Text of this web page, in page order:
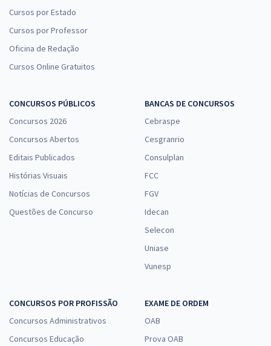
Cursos por Estado
Cursos por Professor
Oficina de Redação
Cursos Online Gratuitos
CONCURSOS PÚBLICOS
Concursos 2026
Concursos Abertos
Editais Publicados
Histórias Visuais
Notícias de Concursos
Questões de Concurso
BANCAS DE CONCURSOS
Cebraspe
Cesgranrio
Consulplan
FCC
FGV
Idecan
Selecon
Uniase
Vunesp
CONCURSOS POR PROFISSÃO
Concursos Administrativos
Concursos Educação
EXAME DE ORDEM
OAB
Prova OAB